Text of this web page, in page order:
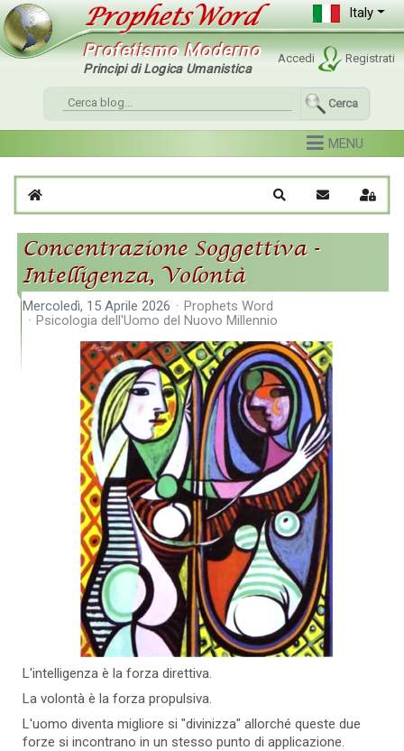
Italy
Profetismo Moderno
Principi di Logica Umanistica
Cerca
Home Cerca Iscriviti alSign
Concentrazione Soggettiva -
Intelligenza, Volontà
Mercoledì, 15 Aprile 2026
Prophets Word
Psicologia dell'Uomo del Nuovo Millennio
L'intelligenza è la forza direttiva.
La volontà è la forza propulsiva.
L'uomo diventa migliore si "divinizza" allorché queste due
forze si incontrano in un stesso punto di applicazione.
Accedi Registrati